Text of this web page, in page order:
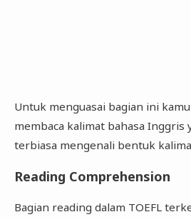
Untuk menguasai bagian ini
membaca kalimat bahasa Inggris
terbiasa mengenali bentuk
Reading Comprehension
Bagian reading dalam TOEFL